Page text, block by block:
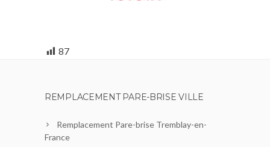
87
REMPLACEMENT PARE-BRISE VILLE
Remplacement Pare-brise Tremblay-en-
France